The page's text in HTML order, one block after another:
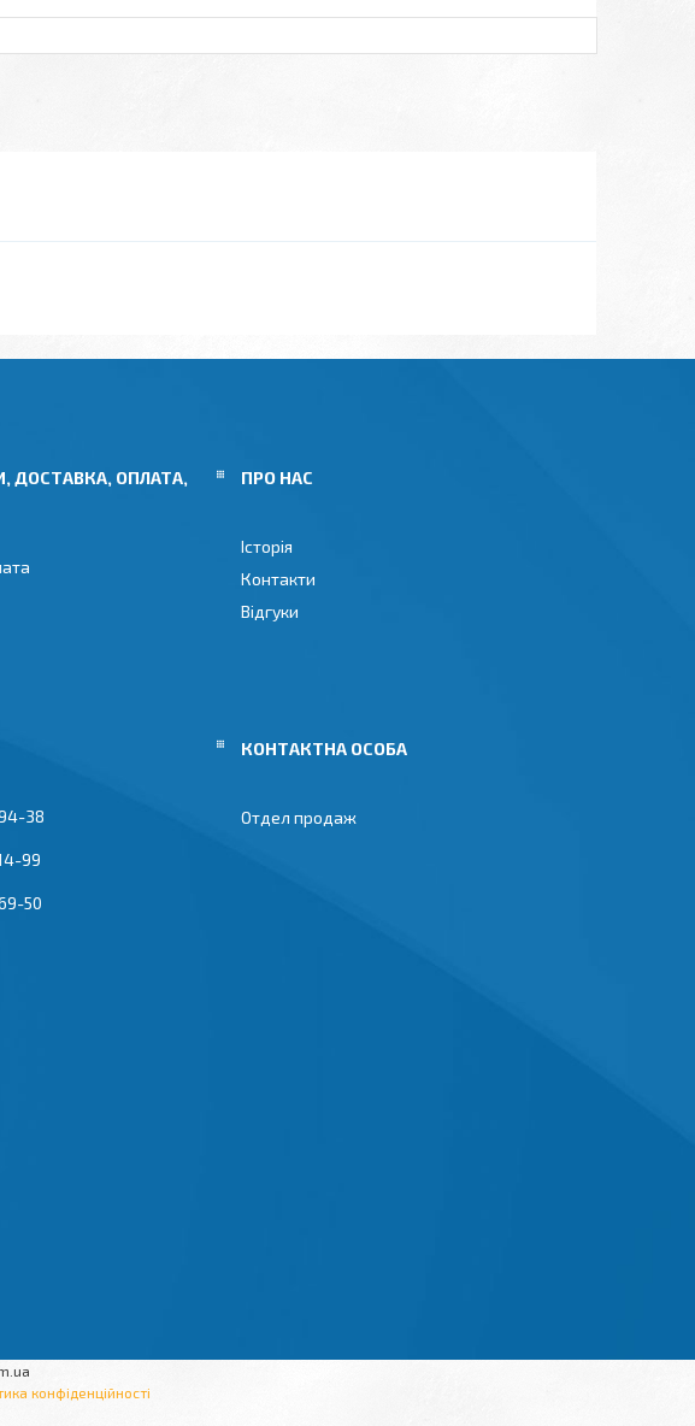
ДОСТАВКА, ОПЛАТА,
ПРО НАС
Історія
Контакти
Відгуки
38
99
50
Отдел продаж
конфіденційності